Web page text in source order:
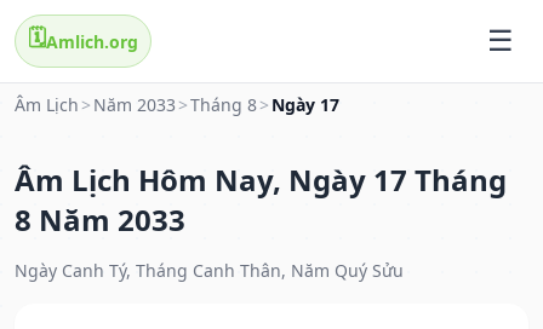
🗓️Amlich.org
Âm Lịch > Năm 2033 >Tháng 8> Ngày 17
Âm Lịch Hôm Nay, Ngày 17 Tháng
8 Năm 2033
Ngày Canh Tý, Tháng Canh Thân, Năm Quý Sửu